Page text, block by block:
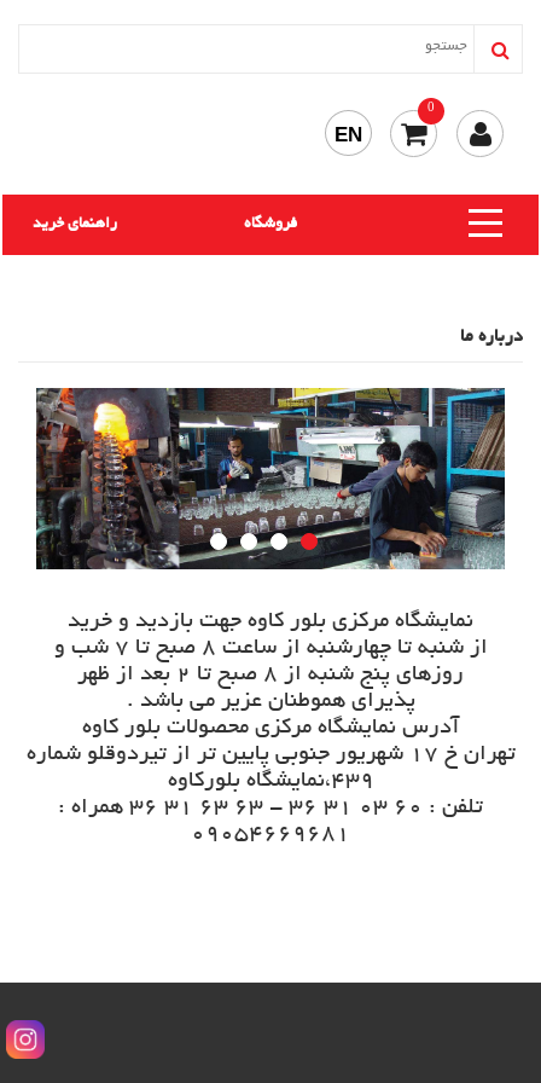
0
EN
راهنمای خرید فروشگاه
درباره ما
نمایشگاه مرکزی بلور کاوه جهت بازدید و خرید
از شنبه تا چهارشنبه از ساعت 8 صبح تا 7 شب و
روزهای پنج شنبه از 8 صبح تا 2 بعد از ظهر
پذیرای هموطنان عزیر می باشد .
آدرس نمایشگاه مرکزی محصولات بلور کاوه
تهران خ 17 شهریور جنوبی پایین تر از تیردوقلو شماره
439،نمایشگاه بلورکاوه
تلفن : 60 03 31 36 - 63 63 31 36 همراه :
09054669681